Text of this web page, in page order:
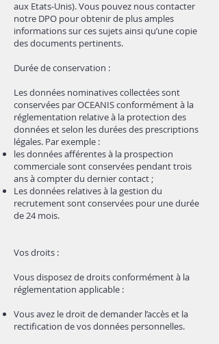
aux Etats-Unis). Vous pouvez nous contacter
notre DPO pour obtenir de plus amples
informations sur ces sujets ainsi qu’une copie
des documents pertinents.
Durée de conservation :
Les données nominatives collectées sont
conservées par OCEANIS conformément à la
réglementation relative à la protection des
données et selon les durées des prescriptions
légales. Par exemple :
les données afférentes à la prospection
commerciale sont conservées pendant trois
ans à compter du dernier contact ;
Les données relatives à la gestion du
recrutement sont conservées pour une durée
de 24 mois.
Vos droits :
Vous disposez de droits conformément à la
réglementation applicable :
Vous avez le droit de demander l’accès et la
rectification de vos données personnelles.